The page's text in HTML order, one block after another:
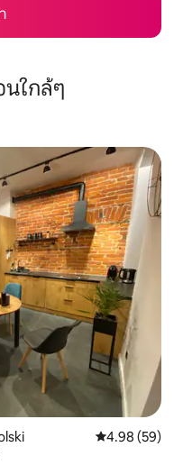
ใกล้ๆ
คะแนนเฉลี่ย
4.98 (59)